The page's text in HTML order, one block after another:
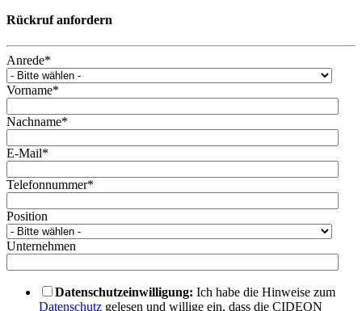
Rückruf anfordern
Anrede*
Vorname*
Nachname*
E-Mail*
Telefonnummer*
Position
Unternehmen
Datenschutzeinwilligung: Ich habe die Hinweise zum
Datenschutz gelesen und willige ein, dass die CIDEON